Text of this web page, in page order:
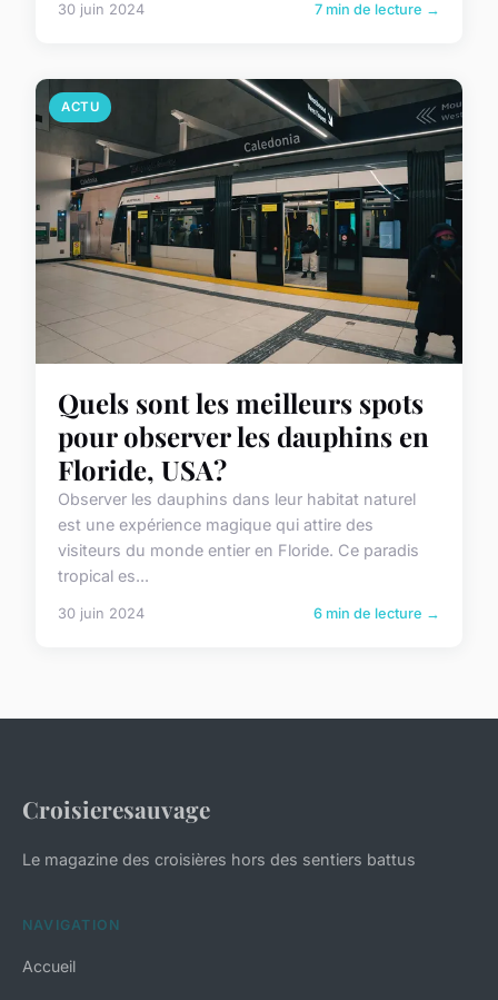
30 juin 2024 7 min de lecture →
ACTU
Quels sont les meilleurs spots
pour observer les dauphins en
Floride, USA?
Observer les dauphins dans leur habitat naturel
est une expérience magique qui attire des
visiteurs du monde entier en Floride. Ce paradis
tropical es...
30 juin 2024 6 min de lecture →
Croisieresauvage
Le magazine des croisières hors des sentiers battus
NAVIGATION
Accueil